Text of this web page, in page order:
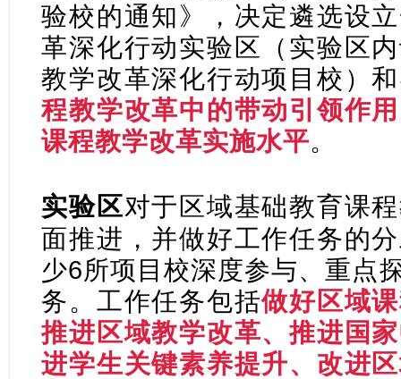
验校的通知》，决定遴选设
革深化行动实验区（实验区
教学改革深化行动项目校）
程教学改革中的带动引领作
课程教学改革实施水平。
实验区对于区域基础教育课
面推进，并做好工作任务的
少6所项目校深度参与、重点
务。工作任务包括做好区域
推进区域教学改革、推进国
进学生关键素养提升、改进